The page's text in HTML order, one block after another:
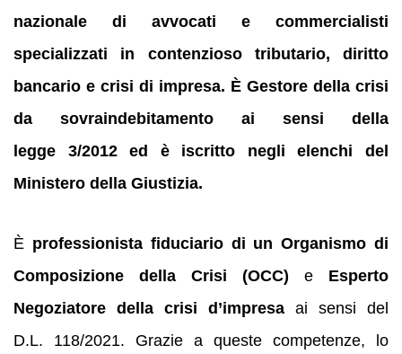
nazionale di avvocati e commercialisti
specializzati in contenzioso tributario, diritto
bancario e crisi di impresa. È Gestore della crisi
da sovraindebitamento ai sensi della
legge 3/2012 ed è iscritto negli elenchi del
Ministero della Giustizia.
È professionista fiduciario di un Organismo di
Composizione della Crisi (OCC) e Esperto
Negoziatore della crisi d’impresa ai sensi del
D.L. 118/2021. Grazie a queste competenze, lo